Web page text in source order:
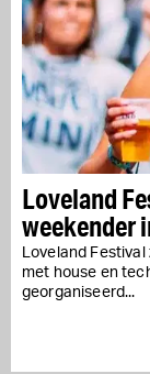
Loveland
weekender
Loveland
met house en
georganiseerd...